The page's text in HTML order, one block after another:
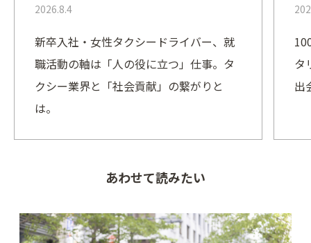
2026.8.4
新卒入社・女性タクシードライバー、就
職活動の軸は「人の役に立つ」仕事。タ
クシー業界と「社会貢献」の繋がりと
は。
タ
出
あわせて読みたい